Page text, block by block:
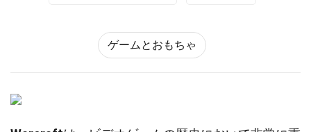
ゲームとおもちゃ